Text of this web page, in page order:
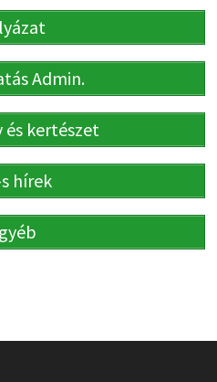
Admin.
kertészet
hírek